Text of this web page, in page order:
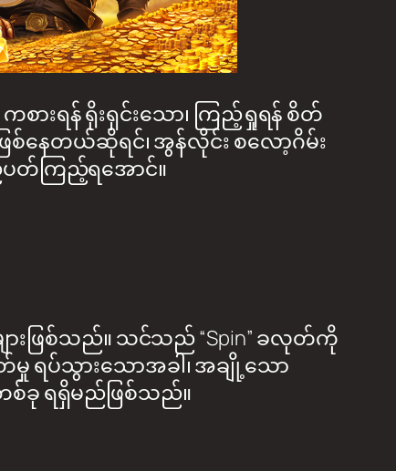
စားရန် ရိုးရှင်းသော၊ ကြည့်ရှုရန် စိတ်
နေတယ်ဆိုရင်၊ အွန်လိုင်း စလော့ဂိမ်း
ကြည့်ရအောင်။
များဖြစ်သည်။ သင်သည် “Spin” ခလုတ်ကို
မှု ရပ်သွားသောအခါ၊ အချို့သော
ခု ရရှိမည်ဖြစ်သည်။